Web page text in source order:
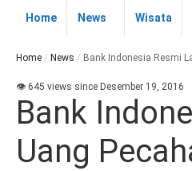
Home News Wisata
Home / News / Bank Indonesia Resmi
👁 645 views since Desember 19, 2016
Bank
Uang